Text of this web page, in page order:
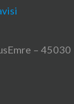
– 45030